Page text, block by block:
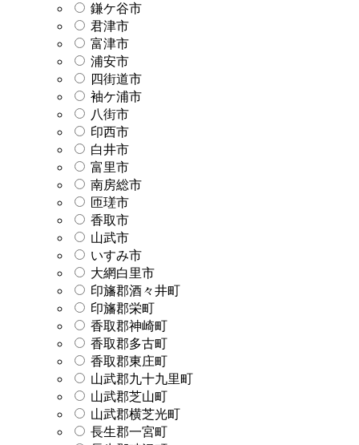
鎌ケ谷市
君津市
富津市
浦安市
四街道市
袖ケ浦市
八街市
印西市
白井市
富里市
南房総市
匝瑳市
香取市
山武市
いすみ市
大網白里市
印旛郡酒々井町
印旛郡栄町
香取郡神崎町
香取郡多古町
香取郡東庄町
山武郡九十九里町
山武郡芝山町
山武郡横芝光町
長生郡一宮町